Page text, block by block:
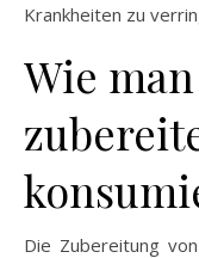
Krankheiten zu
Wie
Die Zubereitung